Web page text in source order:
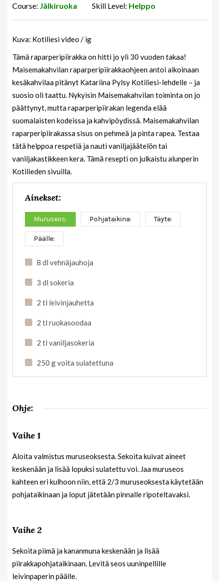
Course: Jälkiruoka Skill Level: Helppo
Kuva: Kotiliesi video / ig
Tämä raparperipiirakka on hitti jo yli 30 vuoden takaa!
Maisemakahvilan raparperipiirakkaohjeen antoi aikoinaan
kesäkahvilaa pitänyt Katariina Pylsy Kotiliesi-lehdelle – ja
suosio oli taattu. Nykyisin Maisemakahvilan toiminta on jo
päättynyt, mutta raparperipiirakan legenda elää
suomalaisten kodeissa ja kahvipöydissä. Maisemakahvilan
raparperipiirakassa sisus on pehmeä ja pinta rapea. Testaa
tätä helppoa respetiä ja nauti vaniljajäätelön tai
vaniljakastikkeen kera. Tämä resepti on julkaistu alunperin
Kotilieden sivuilla.
Ainekset:
Muruseos: Pohjataikina: Täyte:
Päälle:
8 dl vehnäjauhoja
3 dl sokeria
2 tl leivinjauhetta
2 tl ruokasoodaa
2 tl vaniljasokeria
250 g voita sulatettuna
Ohje:
Vaihe 1
Aloita valmistus muruseoksesta. Sekoita kuivat aineet
keskenään ja lisää lopuksi sulatettu voi. Jaa muruseos
kahteen eri kulhoon niin, että 2/3 muruseoksesta käytetään
pohjataikinaan ja loput jätetään pinnalle ripoteltavaksi.
Vaihe 2
Sekoita piimä ja kananmuna keskenään ja lisää
piirakkapohjataikinaan. Levitä seos uuninpellille
leivinpaperin päälle.